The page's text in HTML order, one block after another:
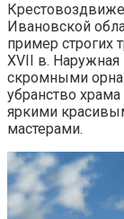
Ивановской
пример строгих
XVII в.
скромными
убранство
яркими
мастерами.